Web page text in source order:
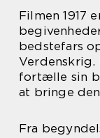
Filmen 1917
bedstefars
Verdenskrig.
fortælle sin
at bringe
Fra